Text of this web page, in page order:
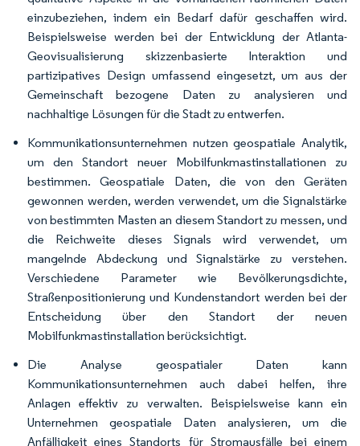
einzubeziehen, indem ein Bedarf dafür geschaffen wird.
Beispielsweise werden bei der Entwicklung der Atlanta-
Geovisualisierung skizzenbasierte Interaktion und
partizipatives Design umfassend eingesetzt, um aus der
Gemeinschaft bezogene Daten zu analysieren und
nachhaltige Lösungen für die Stadt zu entwerfen.
Kommunikationsunternehmen nutzen geospatiale Analytik,
um den Standort neuer Mobilfunkmastinstallationen zu
bestimmen. Geospatiale Daten, die von den Geräten
gewonnen werden, werden verwendet, um die Signalstärke
von bestimmten Masten an diesem Standort zu messen, und
die Reichweite dieses Signals wird verwendet, um
mangelnde Abdeckung und Signalstärke zu verstehen.
Verschiedene Parameter wie Bevölkerungsdichte,
Straßenpositionierung und Kundenstandort werden bei der
Entscheidung über den Standort der neuen
Mobilfunkmastinstallation berücksichtigt.
Die Analyse geospatialer Daten kann
Kommunikationsunternehmen auch dabei helfen, ihre
Anlagen effektiv zu verwalten. Beispielsweise kann ein
Unternehmen geospatiale Daten analysieren, um die
Anfälligkeit eines Standorts für Stromausfälle bei einem